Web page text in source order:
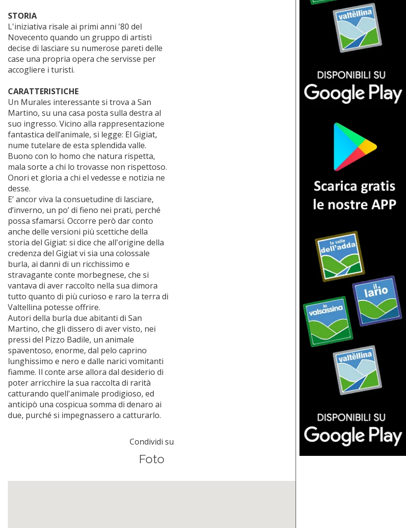
STORIA
L'iniziativa risale ai primi anni '80 del
Novecento quando un gruppo di artisti
decise di lasciare su numerose pareti delle
case una propria opera che servisse per
accogliere i turisti.
CARATTERISTICHE
Un Murales interessante si trova a San
Martino, su una casa posta sulla destra al
suo ingresso. Vicino alla rappresentazione
fantastica dell’animale, si legge: El Gigiat,
nume tutelare de esta splendida valle.
Buono con lo homo che natura rispetta,
mala sorte a chi lo trovasse non rispettoso.
Onori et gloria a chi el vedesse e notizia ne
desse.
E’ ancor viva la consuetudine di lasciare,
d’inverno, un po’ di fieno nei prati, perché
possa sfamarsi. Occorre però dar conto
anche delle versioni più scettiche della
storia del Gigiat: si dice che all'origine della
credenza del Gigiat vi sia una colossale
burla, ai danni di un ricchissimo e
stravagante conte morbegnese, che si
vantava di aver raccolto nella sua dimora
tutto quanto di più curioso e raro la terra di
Valtellina potesse offrire.
Autori della burla due abitanti di San
Martino, che gli dissero di aver visto, nei
pressi del Pizzo Badile, un animale
spaventoso, enorme, dal pelo caprino
lunghissimo e nero e dalle narici vomitanti
fiamme. Il conte arse allora dal desiderio di
poter arricchire la sua raccolta di rarità
catturando quell'animale prodigioso, ed
anticipò una cospicua somma di denaro ai
due, purché si impegnassero a catturarlo.
Condividi su
Foto